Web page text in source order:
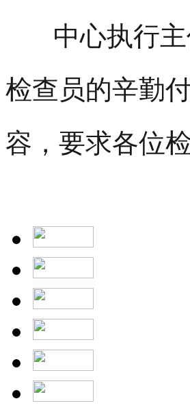
中心执行
检查员的辛勤
容，要求各位